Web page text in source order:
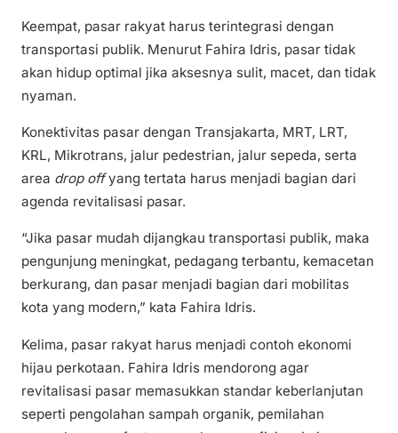
Keempat, pasar rakyat harus terintegrasi dengan
transportasi publik. Menurut Fahira Idris, pasar tidak
akan hidup optimal jika aksesnya sulit, macet, dan tidak
nyaman.
Konektivitas pasar dengan Transjakarta, MRT, LRT,
KRL, Mikrotrans, jalur pedestrian, jalur sepeda, serta
area drop offyang tertata harus menjadi bagian dari
agenda revitalisasi pasar.
“Jika pasar mudah dijangkau transportasi publik, maka
pengunjung meningkat, pedagang terbantu, kemacetan
berkurang, dan pasar menjadi bagian dari mobilitas
kota yang modern,” kata Fahira Idris.
Kelima, pasar rakyat harus menjadi contoh ekonomi
hijau perkotaan. Fahira Idris mendorong agar
revitalisasi pasar memasukkan standar keberlanjutan
seperti pengolahan sampah organik, pemilahan